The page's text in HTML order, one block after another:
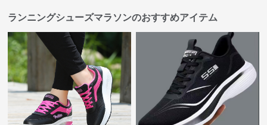
ランニングシューズマラソンのおすすめアイテム